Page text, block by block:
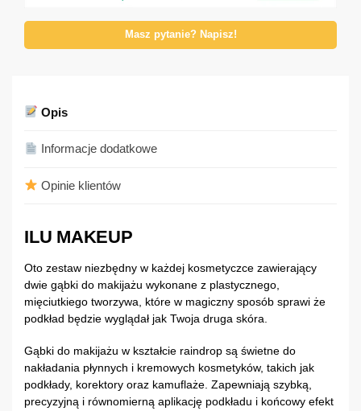
Masz pytanie? Napisz!
Opis
Informacje dodatkowe
Opinie klientów
ILU MAKEUP
Oto zestaw niezbędny w każdej kosmetyczce zawierający
dwie gąbki do makijażu wykonane z plastycznego,
mięciutkiego tworzywa, które w magiczny sposób sprawi że
podkład będzie wyglądał jak Twoja druga skóra.
Gąbki do makijażu w kształcie raindrop są świetne do
nakładania płynnych i kremowych kosmetyków, takich jak
podkłady, korektory oraz kamuflaże. Zapewniają szybką,
precyzyjną i równomierną aplikację podkładu i końcowy efekt